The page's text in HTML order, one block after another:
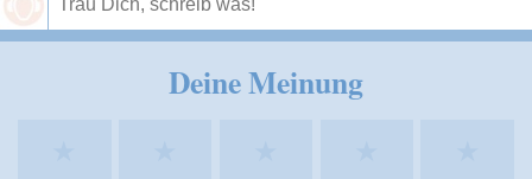
Deine Meinung